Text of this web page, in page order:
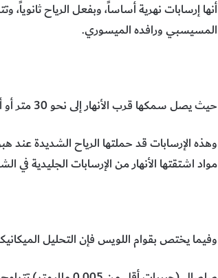
أنها إرسابات نهرية أساساً، وبفعل الرياح ثانوياً،
المسيسبي ورافده الميسوري.
حيث يصل سمكها قرب الأنهار إلى نحو 30 متر أو أكثر – ولكن سمكها يقل بسرعة كلما بعدنا عن المجاري النهرية.
وهذه الإرسابات قد حملتها الرياح الشديدة
مواد اشتقتها الأنهار من الإرسابات الجليدية في
وفيما يختص بقوام اللويس فإن التحليل